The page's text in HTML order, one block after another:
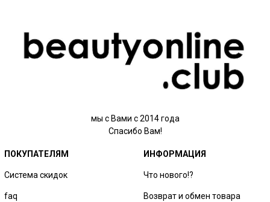
мы с Вами с 2014 года
Спасибо Вам!
ПОКУПАТЕЛЯМ
Система скидок
faq
ИНФОРМАЦИЯ
Что нового!?
Возврат и обмен товара